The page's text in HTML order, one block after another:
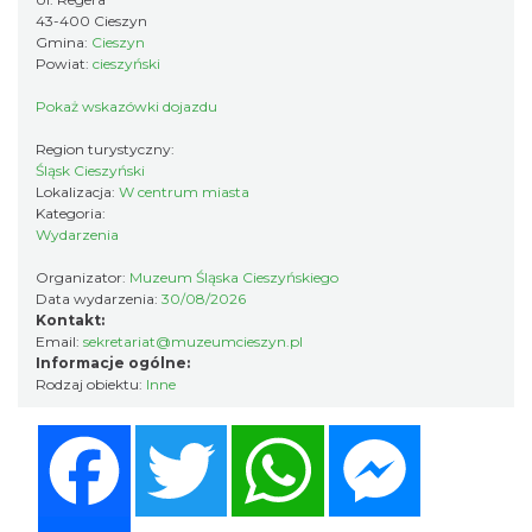
Spektakl "Tajemnica 16. piętra"
0.26 km
„Daniec kontra Kryszak”
Cieszyn
0.26 km
43-400 Cieszyn
Gmina: Cieszyn
Powiat: cieszyński
Pokaż wskazówki dojazdu
Region turystyczny:
Śląsk Cieszyński
Lokalizacja: W centrum miasta
Kategoria:
Wydarzenia
Organizator: Muzeum Śląska Cieszyńskiego
Data wydarzenia: 30/08/2026
Kontakt:
Email: sekretariat@muzeumcieszyn.pl
Informacje ogólne:
Rodzaj obiektu: Inne
Twitter